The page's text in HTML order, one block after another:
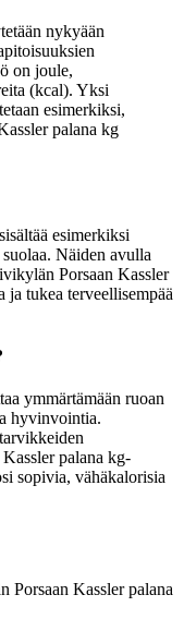
nykyään
on joule,
(kcal). Yksi
esimerkiksi,
palana kg
esimerkiksi
Näiden avulla
Porsaan Kassler
ja tukea terveellisempää
ymmärtämään ruoan
hyvinvointia.
palana kg-
sopivia, vähäkalorisia
Porsaan Kassler palana